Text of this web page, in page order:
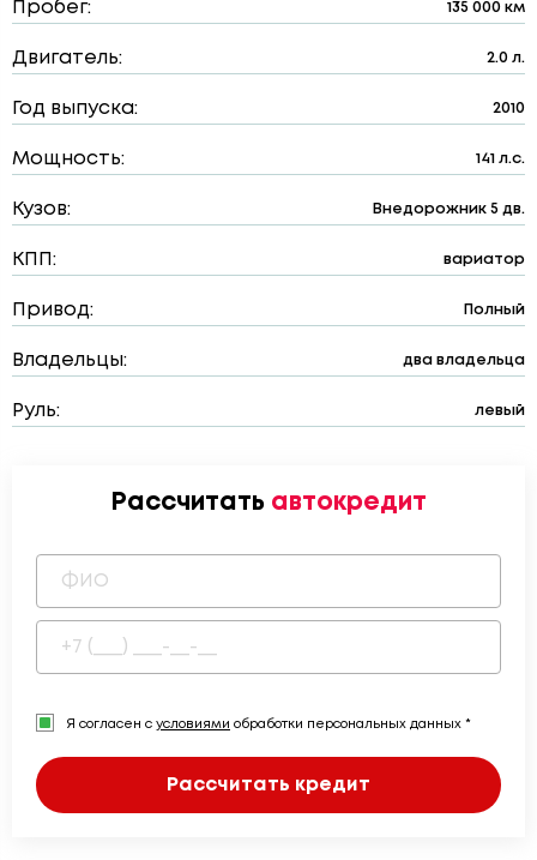
Пробег: 135 000 км
Двигатель: 2.0 л.
Год выпуска: 2010
Мощность: 141 л.с.
Кузов: Внедорожник 5 дв.
КПП: вариатор
Привод: Полный
Владельцы: два владельца
Руль: левый
Рассчитать автокредит
Я согласен с условиями обработки персональных данных *
Рассчитать кредит